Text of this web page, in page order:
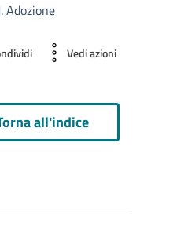
Adozione
Vedi azioni
all'indice